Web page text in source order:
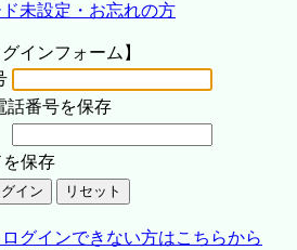
未設定・お忘れの方
グインフォーム】
話番号を保存
保存
グインできない方はこちらから